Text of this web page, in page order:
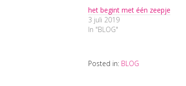
het begint met één zeepje
3 juli 2019
In "BLOG"
Posted in: BLOG